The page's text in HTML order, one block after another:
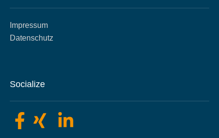
Impressum
Datenschutz
Socialize